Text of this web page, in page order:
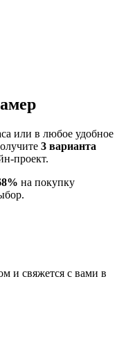
или в любое удобное
3 варианта
проект.
на покупку
и свяжется с вами в